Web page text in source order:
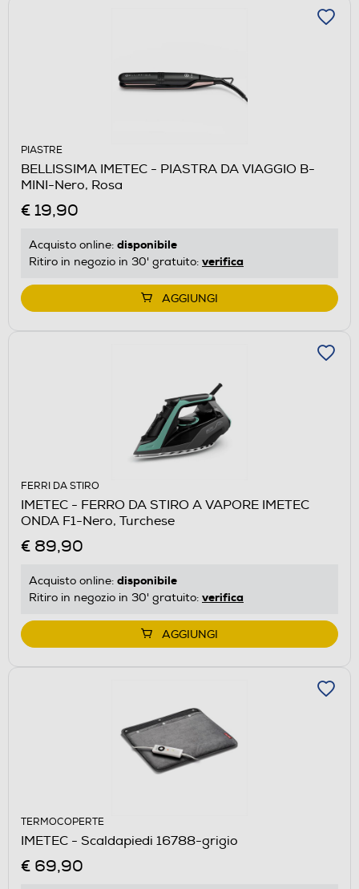
PIASTRE
BELLISSIMA IMETEC - PIASTRA DA VIAGGIO B-
MINI-Nero, Rosa
€ 19,90
Acquisto online: disponibile
Ritiro in negozio in 30' gratuito: verifica
AGGIUNGI
FERRI DA STIRO
IMETEC - FERRO DA STIRO A VAPORE IMETEC
ONDA F1-Nero, Turchese
€ 89,90
Acquisto online: disponibile
Ritiro in negozio in 30' gratuito: verifica
AGGIUNGI
TERMOCOPERTE
IMETEC - Scaldapiedi 16788-grigio
€ 69,90